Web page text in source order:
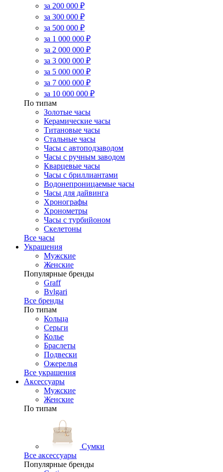
за 200 000 ₽
за 300 000 ₽
за 500 000 ₽
за 1 000 000 ₽
за 2 000 000 ₽
за 3 000 000 ₽
за 5 000 000 ₽
за 7 000 000 ₽
за 10 000 000 ₽
По типам
Золотые часы
Керамические часы
Титановые часы
Стальные часы
Часы с автоподзаводом
Часы с ручным заводом
Кварцевые часы
Часы с бриллиантами
Водонепроницаемые часы
Часы для дайвинга
Хронографы
Хронометры
Часы с турбийоном
Скелетоны
Все часы
Украшения
Мужские
Женские
Популярные бренды
Graff
Bvlgari
Все бренды
По типам
Кольца
Серьги
Колье
Браслеты
Подвески
Ожерелья
Все украшения
Аксессуары
Мужские
Женские
По типам
Сумки
Все аксессуары
Популярные бренды